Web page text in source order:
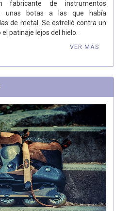
fabricante de instrumentos
unas botas a las que había
de metal. Se estrelló contra un
patinaje lejos del hielo.
VER MÁS